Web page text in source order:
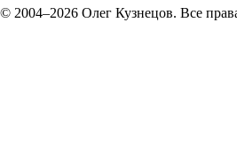
© 2004–2026 Олег Кузнецов. Все